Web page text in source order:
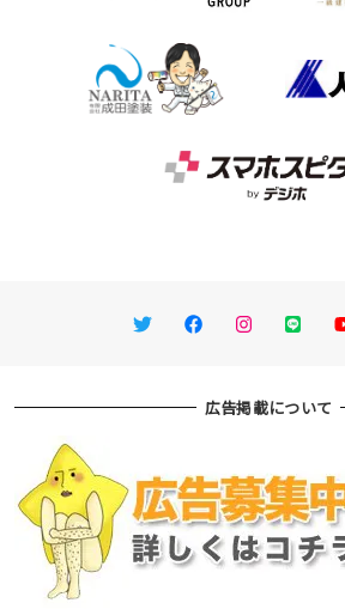
TwitterFacebookInstagram
LINE
広告掲載について